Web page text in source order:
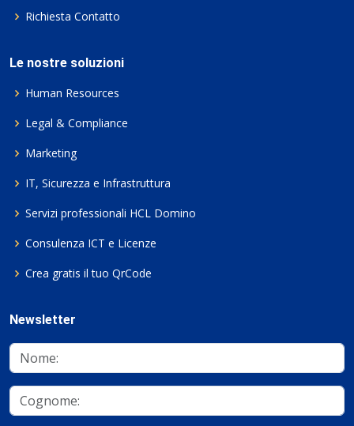
Richiesta Contatto
Le nostre soluzioni
Human Resources
Legal & Compliance
Marketing
IT, Sicurezza e Infrastruttura
Servizi professionali HCL Domino
Consulenza ICT e Licenze
Crea gratis il tuo QrCode
Newsletter